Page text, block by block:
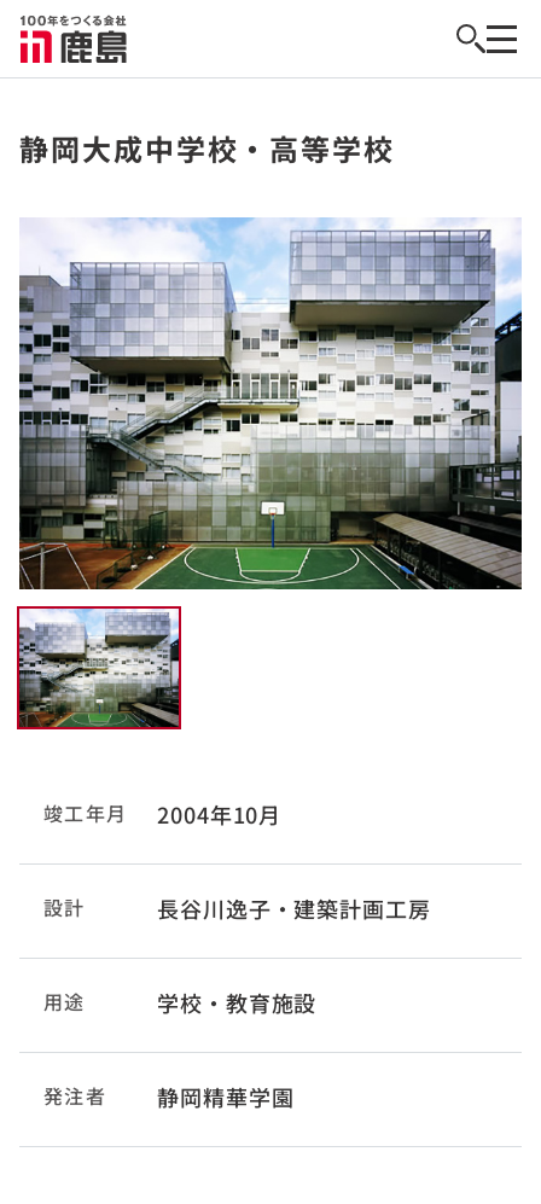
静岡大成中学校・高等学校
竣工年月 2004年10月
設計 長谷川逸子・建築計画工房
用途 学校・教育施設
発注者 静岡精華学園